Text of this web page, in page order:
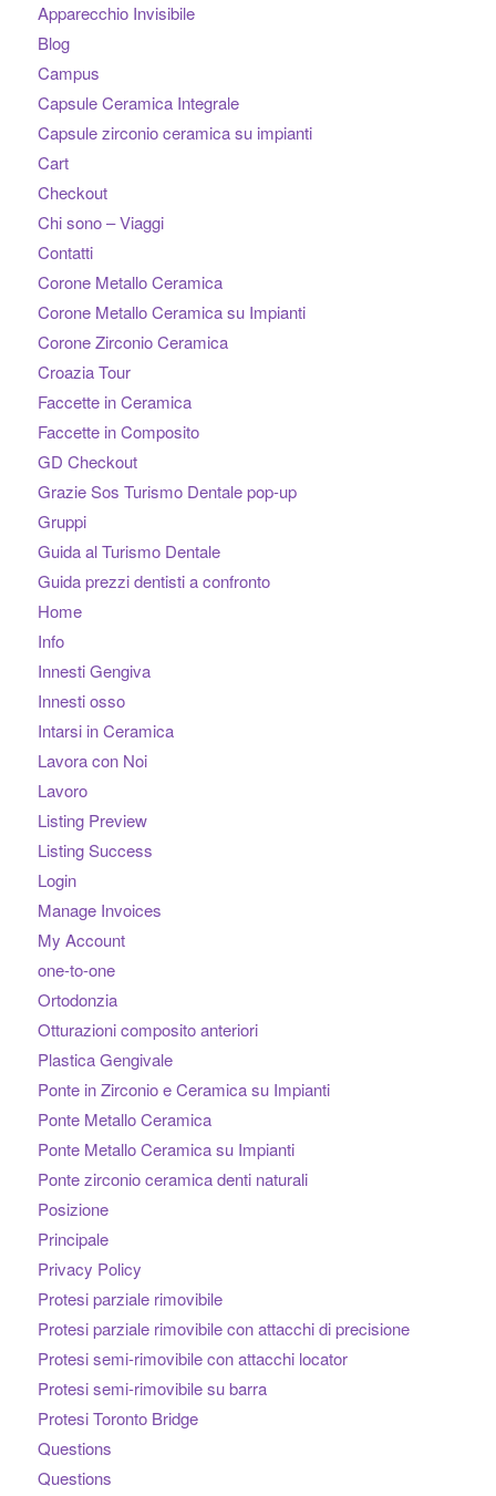
Apparecchio Invisibile
Blog
Campus
Capsule Ceramica Integrale
Capsule zirconio ceramica su impianti
Cart
Checkout
Chi sono – Viaggi
Contatti
Corone Metallo Ceramica
Corone Metallo Ceramica su Impianti
Corone Zirconio Ceramica
Croazia Tour
Faccette in Ceramica
Faccette in Composito
GD Checkout
Grazie Sos Turismo Dentale pop-up
Gruppi
Guida al Turismo Dentale
Guida prezzi dentisti a confronto
Home
Info
Innesti Gengiva
Innesti osso
Intarsi in Ceramica
Lavora con Noi
Lavoro
Listing Preview
Listing Success
Login
Manage Invoices
My Account
one-to-one
Ortodonzia
Otturazioni composito anteriori
Plastica Gengivale
Ponte in Zirconio e Ceramica su Impianti
Ponte Metallo Ceramica
Ponte Metallo Ceramica su Impianti
Ponte zirconio ceramica denti naturali
Posizione
Principale
Privacy Policy
Protesi parziale rimovibile
Protesi parziale rimovibile con attacchi di precisione
Protesi semi-rimovibile con attacchi locator
Protesi semi-rimovibile su barra
Protesi Toronto Bridge
Questions
Questions